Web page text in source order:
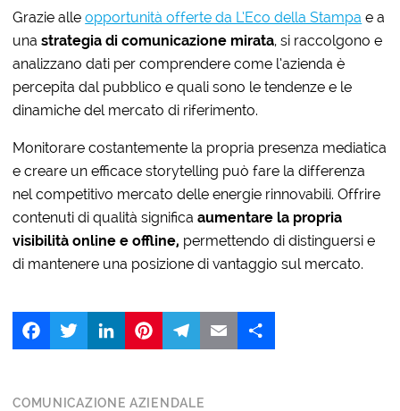
Grazie alleopportunità offerte da L’Eco della Stampa e a
unastrategia di comunicazione mirata, si raccolgono e
analizzano dati per comprendere come l’azienda è
percepita dal pubblico e quali sono le tendenze e le
dinamiche del mercato di riferimento.
Monitorare costantemente la propria presenza mediatica
e creare un efficace storytelling può fare la differenza
nel competitivo mercato delle energie rinnovabili. Offrire
contenuti di qualità significaaumentare la propria
visibilità online e offline, permettendo di distinguersi e
di mantenere una posizione di vantaggio sul mercato.
FacebookTwitter LinkedIn
COMUNICAZIONE AZIENDALE